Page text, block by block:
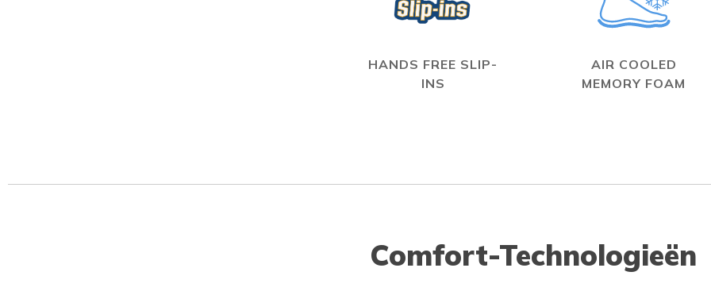
HANDS FREE SLIP-
INS
AIR COOLED
MEMORY FOAM
Comfort-Technologieën